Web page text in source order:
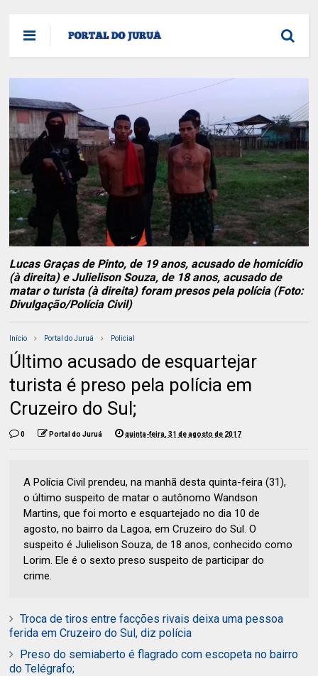
Lucas Graças de Pinto, de 19 anos, acusado de homicídio
(à direita) e Julielison Souza, de 18 anos, acusado de
matar o turista (à direita) foram presos pela polícia (Foto:
Divulgação/Polícia Civil)
Início Portal do Juruá Policial
Último acusado de esquartejar
turista é preso pela polícia em
Cruzeiro do Sul;
0 Portal do Juruá quinta-feira, 31 de agosto de 2017
A Polícia Civil prendeu, na manhã desta quinta-feira (31),
o último suspeito de matar o autônomo Wandson
Martins, que foi morto e esquartejado no dia 10 de
agosto, no bairro da Lagoa, em Cruzeiro do Sul. O
suspeito é Julielison Souza, de 18 anos, conhecido como
Lorim. Ele é o sexto preso suspeito de participar do
crime.
Troca de tiros entre facções rivais deixa uma pessoa
ferida em Cruzeiro do Sul, diz polícia
Preso do semiaberto é flagrado com escopeta no bairro
do Telégrafo;